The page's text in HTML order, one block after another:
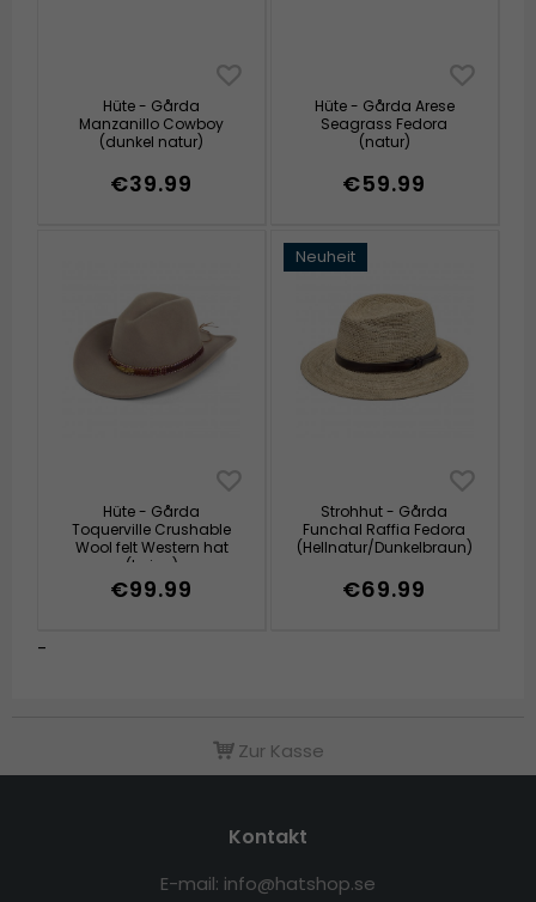
Hüte - Gårda
Manzanillo Cowboy
(dunkel natur)
€39.99
Hüte - Gårda Arese
Seagrass Fedora
(natur)
€59.99
Hüte - Gårda
Toquerville Crushable
Wool felt Western hat
(beige)
€99.99
Neuheit
Strohhut - Gårda
Funchal Raffia Fedora
(Hellnatur/Dunkelbraun)
€69.99
-
Zur Kasse
Kontakt
E-mail: info@hatshop.se